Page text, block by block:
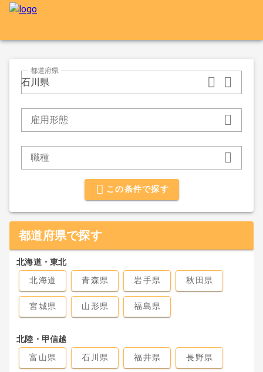
石川県
都道府県
雇用形態
職種
この条件で探す
都道府県で探す
北海道・東北
北海道
青森県 岩手県 秋田県
宮城県 山形県 福島県
北陸・甲信越
富山県
石川県 福井県 長野県